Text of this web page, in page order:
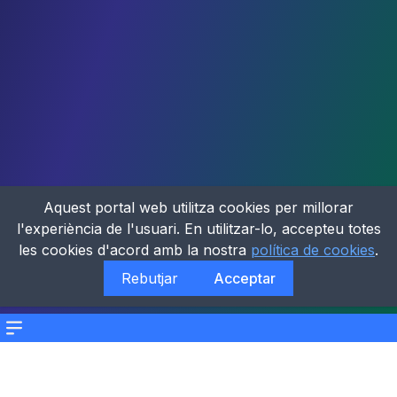
Menu
Aquest portal web utilitza cookies per millorar
l'experiència de l'usuari. En utilitzar-lo, accepteu totes
les cookies d'acord amb la nostra política de cookies.
Rebutjar
Acceptar